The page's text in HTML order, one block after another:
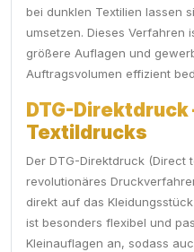
bei dunklen Textilien lassen
umsetzen. Dieses Verfahren
größere Auflagen und
Auftragsvolumen effizient
DTG-Direktdruck
Textildrucks
Der DTG-Direktdruck (Direct
revolutionäres
direkt auf das
ist besonders flexibel und
Kleinauflagen an, sodass